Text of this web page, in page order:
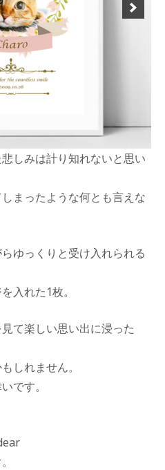
しみは計り知れないと思い
まったような何とも言えな
ゆっくりと受け入れられる
入れた1枚。
て楽しい思い出に浸った
しれません。
です。